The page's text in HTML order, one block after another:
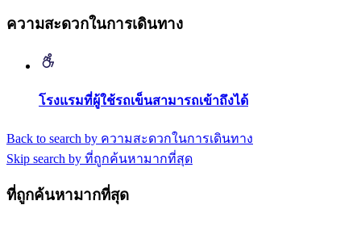
ความสะดวกในการเดินทาง
โรงแรมที่ผู้ใช้รถเข็นสามารถเข้าถึงได้
Back to search by ความสะดวกในการเดินทาง
Skip search by ที่ถูกค้นหามากที่สุด
ที่ถูกค้นหามากที่สุด